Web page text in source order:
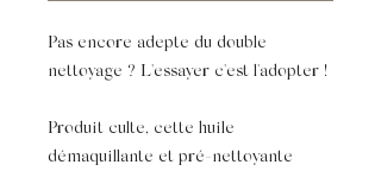
Pas encore adepte du double
nettoyage ? L'essayer c'est l'adopter !
Produit culte, cette huile
démaquillante et pré-nettoyante